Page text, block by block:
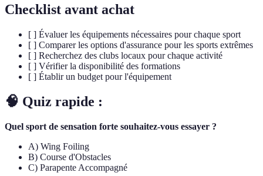
Checklist avant achat
[ ] Évaluer les équipements nécessaires pour chaque sport
[ ] Comparer les options d'assurance pour les sports extrêmes
[ ] Recherchez des clubs locaux pour chaque activité
[ ] Vérifier la disponibilité des formations
[ ] Établir un budget pour l'équipement
🧠 Quiz rapide :
Quel sport de sensation forte souhaitez-vous essayer ?
A) Wing Foiling
B) Course d'Obstacles
C) Parapente Accompagné